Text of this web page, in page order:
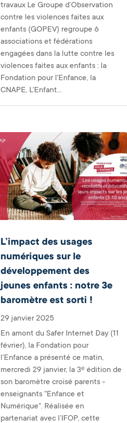
travaux Le Groupe d’Observation
contre les violences faites aux
enfants (GOPEV) regroupe 6
associations et fédérations
engagées dans la lutte contre les
violences faites aux enfants : la
Fondation pour l'Enfance, la
CNAPE, L'Enfant...
L’impact des usages
numériques sur le
développement des
jeunes enfants : notre 3e
baromètre est sorti !
29 janvier 2025
En amont du Safer Internet Day (11
février), la Fondation pour
l'Enfance a présenté ce matin,
mercredi 29 janvier, la 3ᵉ édition de
son baromètre croisé parents -
enseignants "Enfance et
Numérique". Réalisée en
partenariat avec l’IFOP, cette